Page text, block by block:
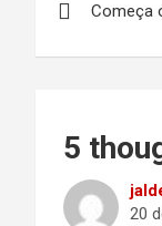
de
Começa
5
20